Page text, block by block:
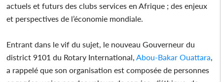
actuels et futurs des clubs services en Afrique ; des enjeux
et perspectives de l’économie mondiale.
Entrant dans le vif du sujet, le nouveau Gouverneur du
district 9101 du Rotary International,Abou-Bakar Ouattara,
a rappelé que son organisation est composée de personnes